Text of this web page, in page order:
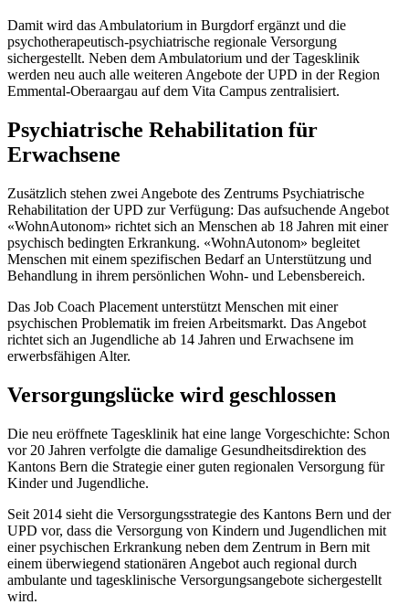
Damit wird das Ambulatorium in Burgdorf ergänzt und die
psychotherapeutisch-psychiatrische regionale Versorgung
sichergestellt. Neben dem Ambulatorium und der Tagesklinik
werden neu auch alle weiteren Angebote der UPD in der Region
Emmental-Oberaargau auf dem Vita Campus zentralisiert.
Psychiatrische Rehabilitation für
Erwachsene
Zusätzlich stehen zwei Angebote des Zentrums Psychiatrische
Rehabilitation der UPD zur Verfügung: Das aufsuchende Angebot
«WohnAutonom» richtet sich an Menschen ab 18 Jahren mit einer
psychisch bedingten Erkrankung. «WohnAutonom» begleitet
Menschen mit einem spezifischen Bedarf an Unterstützung und
Behandlung in ihrem persönlichen Wohn- und Lebensbereich.
Das Job Coach Placement unterstützt Menschen mit einer
psychischen Problematik im freien Arbeitsmarkt. Das Angebot
richtet sich an Jugendliche ab 14 Jahren und Erwachsene im
erwerbsfähigen Alter.
Versorgungslücke wird geschlossen
Die neu eröffnete Tagesklinik hat eine lange Vorgeschichte: Schon
vor 20 Jahren verfolgte die damalige Gesundheitsdirektion des
Kantons Bern die Strategie einer guten regionalen Versorgung für
Kinder und Jugendliche.
Seit 2014 sieht die Versorgungsstrategie des Kantons Bern und der
UPD vor, dass die Versorgung von Kindern und Jugendlichen mit
einer psychischen Erkrankung neben dem Zentrum in Bern mit
einem überwiegend stationären Angebot auch regional durch
ambulante und tagesklinische Versorgungsangebote sichergestellt
wird.